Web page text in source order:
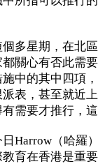
多星期，在北
關心有否此需
中的其中四項
表，甚至就近
需要才推行，
（哈羅
育在香港是重